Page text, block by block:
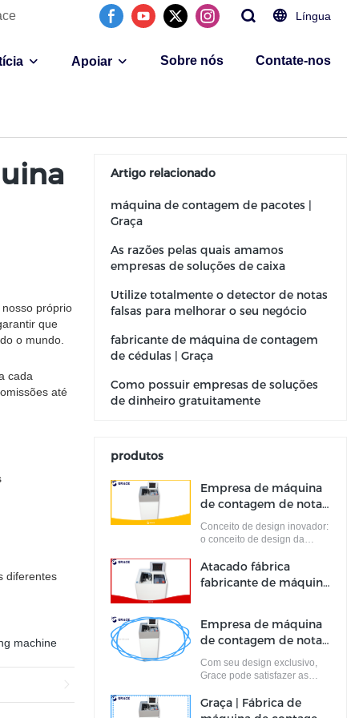
Língua
Apoiar Sobre nós Contate-nos
próprio
que
o mundo.
cada
até
diferentes
machine
Artigo relacionado
máquina de contagem de pacotes |
Graça
As razões pelas quais amamos
empresas de soluções de caixa
Utilize totalmente o detector de notas
falsas para melhorar o seu negócio
fabricante de máquina de contagem
de cédulas | Graça
Como possuir empresas de soluções
de dinheiro gratuitamente
produtos
Empresa de máquina
de contagem de notas
de pacote portátil
ODM | Graça
Conceito de design inovador:
o conceito de design da
completado por uma equipe
de designers cheios de
ideias de design inovadoras.
industriais, mas atendem às
demandas do mercado.
Atacado fábrica
fabricante de máquina
Empresa de máquina
de contagem de notas
de pacote
personalizado
Com seu design exclusivo,
Grace pode satisfazer as
Graça | Fábrica de